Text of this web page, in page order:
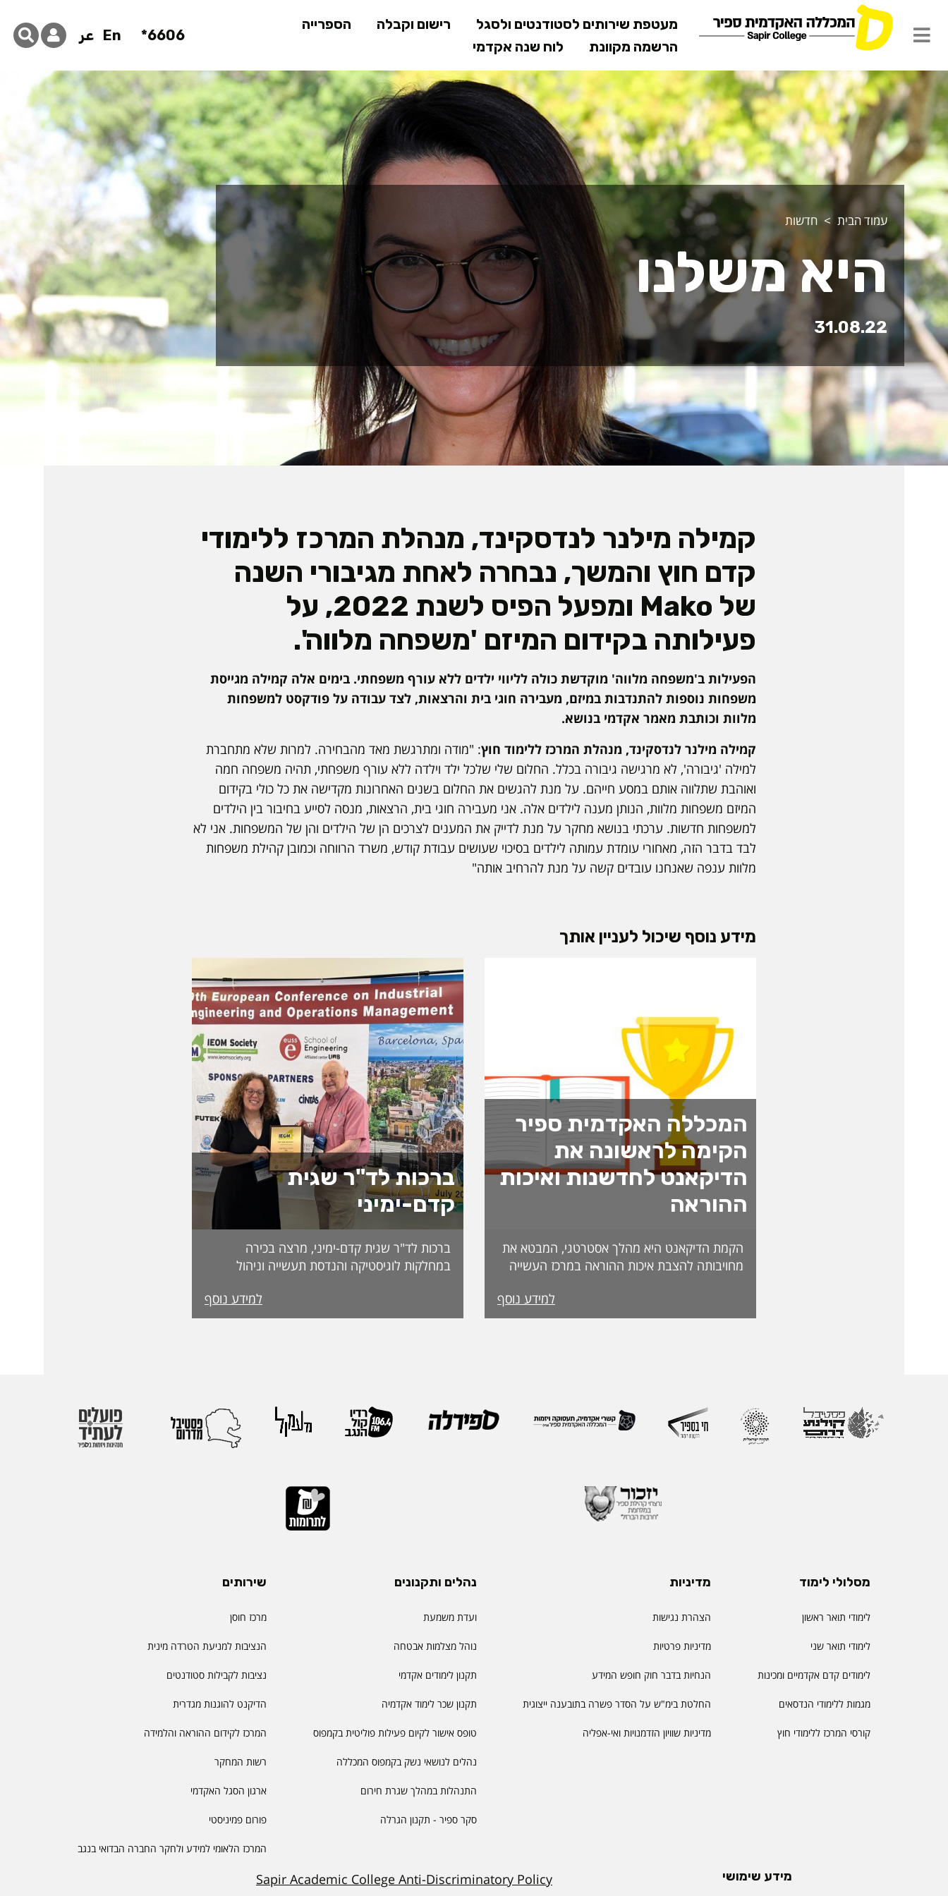
לתוכן
המרכזי
מעטפת שירותים לסטודנטים ולסגל רישום וקבלה
הספרייה
הרשמה מקוונת
לוח שנה אקדמי
6606*
En عر
עמוד הבית חדשות
היא משלנו
31.08.22
קמילה מילנר לנדסקינד, מנהלת המרכז ללימודי
קדם חוץ והמשך, נבחרה לאחת מגיבורי השנה
של Mako ומפעל הפיס לשנת 2022, על
פעילותה בקידום המיזם 'משפחה מלווה'.
הפעילות ב'משפחה מלווה' מוקדשת כולה לליווי ילדים ללא עורף משפחתי. בימים אלה קמילה מגייסת
משפחות נוספות להתנדבות במיזם, מעבירה חוגי בית והרצאות, לצד עבודה על פודקסט למשפחות
מלוות וכותבת מאמר אקדמי בנושא.
קמילה מילנר לנדסקינד, מנהלת המרכז ללימוד חוץ: "מודה ומתרגשת מאד מהבחירה. למרות שלא מתחברת
למילה 'גיבורה', לא מרגישה גיבורה בכלל. החלום שלי שלכל ילד וילדה ללא עורף משפחתי, תהיה משפחה חמה
ואוהבת שתלווה אותם במסע חייהם. על מנת להגשים את החלום בשנים האחרונות מקדישה את כל כולי בקידום
המיזם משפחות מלוות, הנותן מענה לילדים אלה. אני מעבירה חוגי בית, הרצאות, מנסה לסייע בחיבור בין הילדים
למשפחות חדשות. ערכתי בנושא מחקר על מנת לדייק את המענים לצרכים הן של הילדים והן של המשפחות. אני לא
לבד בדבר הזה, מאחורי עומדת עמותה לילדים בסיכוי שעושים עבודת קודש, משרד הרווחה וכמובן קהילת משפחות
מלוות ענפה שאנחנו עובדים קשה על מנת להרחיב אותה"
מידע נוסף שיכול לעניין אותך
המכללה האקדמית ספיר
הקימה לראשונה את
הדיקאנט לחדשנות ואיכות
ההוראה
הקמת הדיקאנט היא מהלך אסטרטגי, המבטא את
מחויבותה להצבת איכות ההוראה במרכז העשייה
לאתגרי העתיד. בראש הדיקאנט עומדת אפרת
ליברמן, דיקאנית ההוראה, אשת חינוך ופדגוגיה
ההוראה הראשון שהוקם בספיר - מהלך המבטא
את החשיבות האסטרטגית שמעניקה המכללה
למצוינות בהוראה ולחוויית הלמידה של הסטודנטים
למידע נוסף
ברכות לד"ר שגית
קדם-ימיני
ברכות לד"ר שגית קדם-ימיני, מרצה בכירה
במחלקות לוגיסטיקה והנדסת תעשייה וניהול
מטעם האגודה הבינלאומית IEOM Society
International. מההוקרות הגבוהות ביותר
IEOM היא אחת האגודות הבינלאומיות הגדולות
בתחומי הנדסת התעשייה והניהול.
למידע נוסף
מסלולי לימוד
לימודי תואר ראשון
לימודי תואר שני
לימודים קדם אקדמיים ומכינות
מגמות ללימודי הנדסאים
קורסי המרכז ללימודי חוץ
מדיניות
הצהרת נגישות
מדיניות פרטיות
הנחיות בדבר חוק חופש המידע
החלטת בימ"ש על הסדר פשרה בתובענה ייצוגית
מדיניות שוויון הזדמנויות ואי-אפליה
נהלים ותקנונים
ועדת משמעת
נוהל מצלמות אבטחה
תקנון לימודים אקדמי
תקנון שכר לימוד אקדמיה
טופס אישור לקיום פעילות פוליטית בקמפוס
נהלים לנושאי נשק בקמפוס המכללה
התנהלות במהלך שגרת חירום
סקר ספיר - תקנון הגרלה
שירותים
מרכז חוסן
הנציבות למניעת הטרדה מינית
נציבות לקבילות סטודנטים
הדיקנט להוגנות מגדרית
המרכז לקידום ההוראה והלמידה
רשות המחקר
ארגון הסגל האקדמי
פורום פמיניסטי
המרכז הלאומי למידע ולחקר החברה הבדואי בנגב
מידע שימושי Sapir Academic College Anti-Discriminatory Policy